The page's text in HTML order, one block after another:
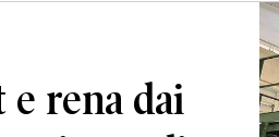
e rena dai